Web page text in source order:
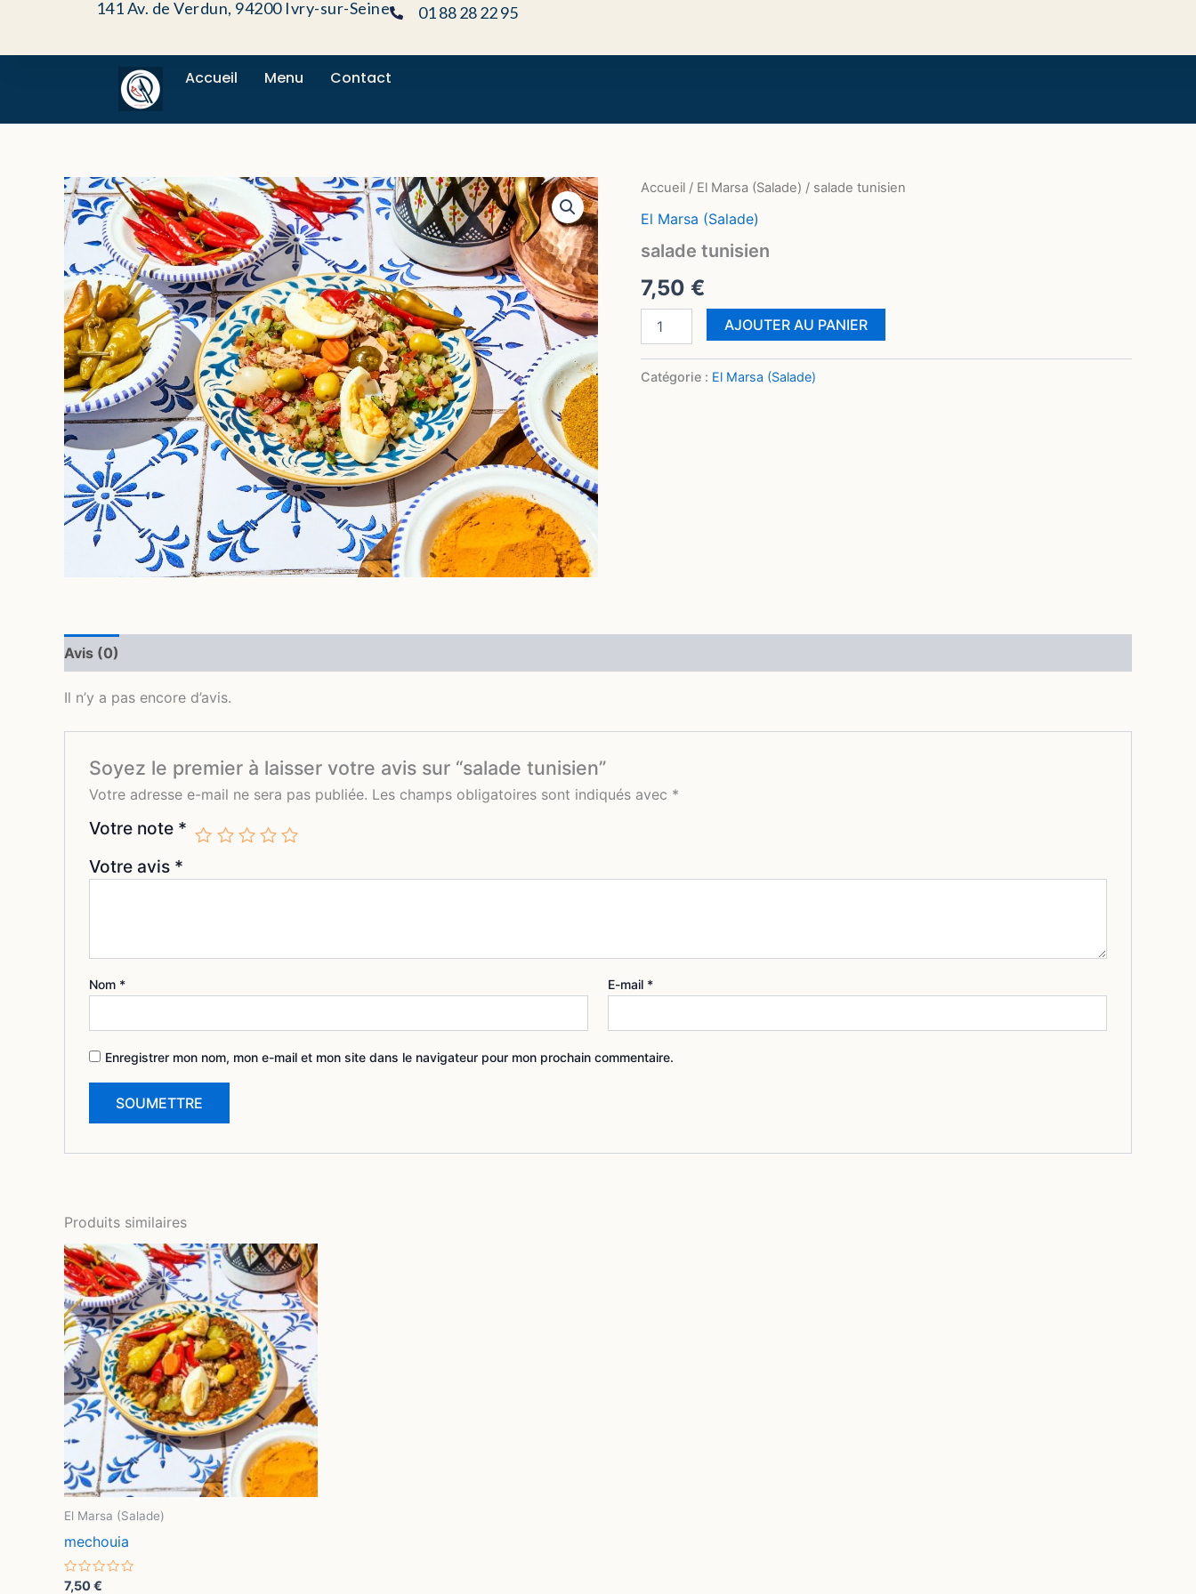
contenu
141 Av. de Verdun, 94200 Ivry-sur-Seine 01 88 28 22 95
Accueil Menu Contact
Accueil / El Marsa (Salade) / salade tunisien
El Marsa (Salade)
salade tunisien
7,50 €
quantité
salade
AJOUTER AU PANIER
Catégorie : El Marsa (Salade)
Avis (0)
Il n’y a pas encore d’avis.
Soyez le premier à laisser votre avis sur “salade tunisien”
Votre adresse e-mail ne sera pas publiée. Les champs obligatoires sont indiqués avec *
Votre note *
Votre avis *
Nom * E-mail *
Enregistrer mon nom, mon e-mail et mon site dans le navigateur pour mon prochain commentaire.
Produits similaires
El Marsa (Salade)
mechouia
Note
7,50€